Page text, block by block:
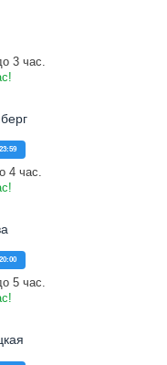
3 час.
4 час.
5 час.